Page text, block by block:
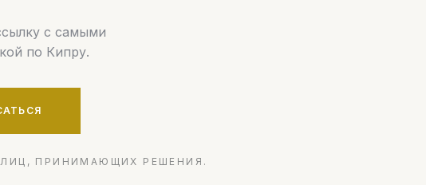
с самыми
по Кипру.
ПРИНИМАЮЩИХ РЕШЕНИЯ.